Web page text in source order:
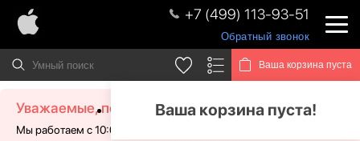
+7 (499) 113-93-51
Обратный звонок
Ваша корзина пуста
Ваша корзина пуста!
Уважаемые, посетители!
Мы работаем с 10:00 - 21:00 без выходных. Для Вас доступен